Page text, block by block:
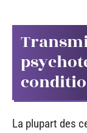
La plupart des